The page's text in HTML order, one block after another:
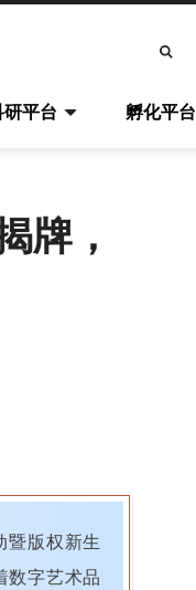
搜
研平台 孵化平台
牌，
暨版权新生
数字艺术品